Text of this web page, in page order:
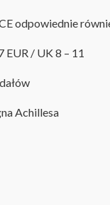
odpowiednie
EUR / UK 8 – 11
Achillesa